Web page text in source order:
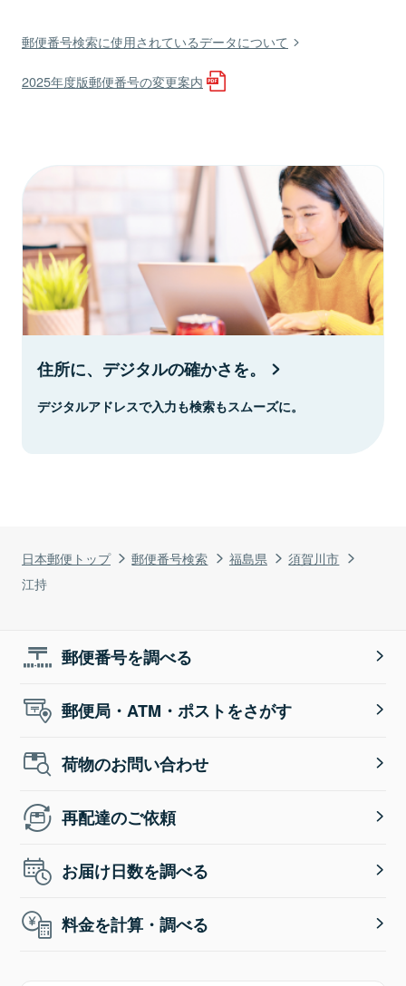
日本郵便トップ 郵便番号検索 福島県
須賀川市
江持
郵便番号検索に使用されているデータについて
2025年度版郵便番号の変更案内
住所に、デジタルの確かさを。
デジタルアドレスで入力も検索もスムーズに。
郵便番号を調べる
郵便局・ATM・ポストをさがす
荷物のお問い合わせ
再配達のご依頼
お届け日数を調べる
料金を計算・調べる